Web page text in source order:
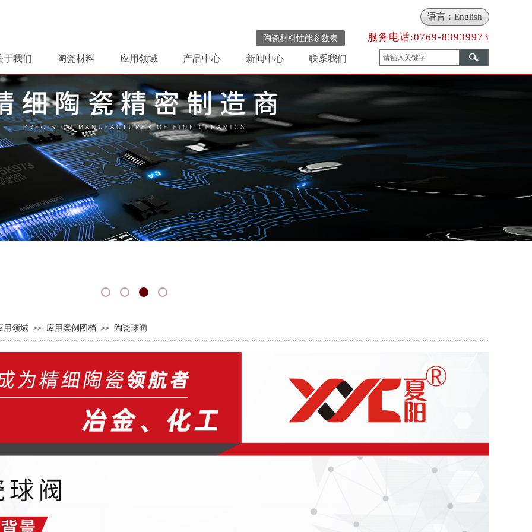
语言：English
服务电话:0769-83939973
陶瓷材料性能参数表
于我们 陶瓷材料 应用领域 产品中心 新闻中心 联系我们
用领域 >> 应用案例图档 >> 陶瓷球阀